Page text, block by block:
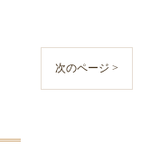
次のページ >